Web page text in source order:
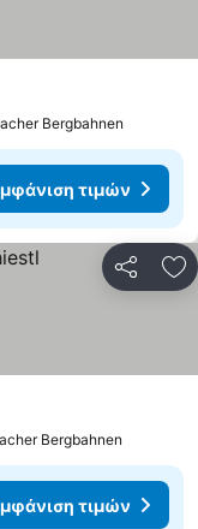
Bergbahnen
τιμών
Bergbahnen
τιμών